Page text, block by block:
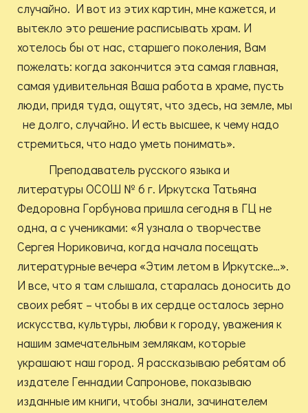
случайно. И вот из этих картин, мне кажется, и
вытекло это решение расписывать храм. И
хотелось бы от нас, старшего поколения, Вам
пожелать: когда закончится эта самая главная,
самая удивительная Ваша работа в храме, пусть
люди, придя туда, ощутят, что здесь, на земле, мы
не долго, случайно. И есть высшее, к чему надо
стремиться, что надо уметь понимать».
Преподаватель русского языка и
литературы ОСОШ № 6 г. Иркутска Татьяна
Федоровна Горбунова пришла сегодня в ГЦ не
одна, а с учениками: «Я узнала о творчестве
Сергея Нориковича, когда начала посещать
литературные вечера «Этим летом в Иркутске…».
И все, что я там слышала, старалась доносить до
своих ребят – чтобы в их сердце осталось зерно
искусства, культуры, любви к городу, уважения к
нашим замечательным землякам, которые
украшают наш город. Я рассказываю ребятам об
издателе Геннадии Сапронове, показываю
изданные им книги, чтобы знали, зачинателем